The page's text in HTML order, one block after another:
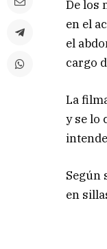
De los
en el
el
cargo
La
y se lo
Según
en